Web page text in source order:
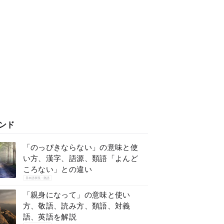
ド
「のっぴきならない」の意味と使
い方、漢字、語源、類語「よんど
ころない」との違い
日本語表現・熟語
「親身になって」の意味と使い
方、敬語、読み方、類語、対義
語、英語を解説